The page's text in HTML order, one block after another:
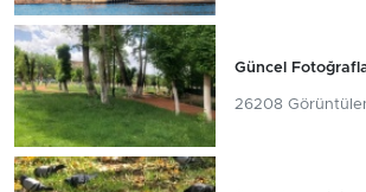
Güncel
26208